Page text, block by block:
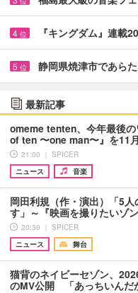
4 位 『キングダム』連載
5 位 静岡県焼津市であら
最新記事
omeme tenten、今年最後
of ten 〜one man〜』を11
21:00 ｜ SPICER
ニュース
音楽
岡田利規（作・演出）「5
す」～『映画を撮りたいゾ
20:30 ｜ SPICER
ニュース
舞台
猫背のネイビーセゾン、
のMV公開 「あっちいんだ